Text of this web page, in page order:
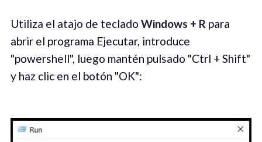
Utiliza el atajo de teclado Windows + R para
abrir el programa Ejecutar, introduce
"powershell", luego mantén pulsado "Ctrl + Shift"
y haz clic en el botón "OK":